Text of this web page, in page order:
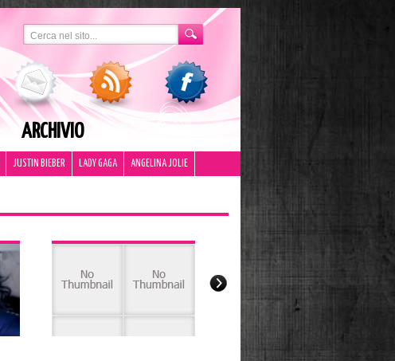
ARCHIVIO
JUSTIN BIEBER LADY GAGA ANGELINA JOLIE